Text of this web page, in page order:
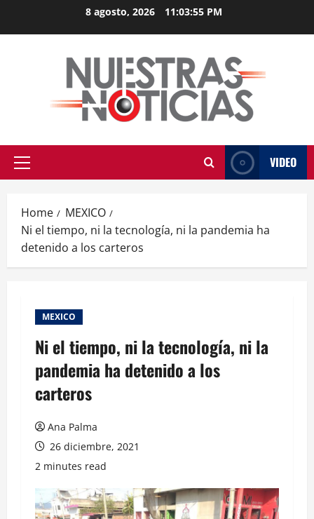
8 agosto, 2026 11:03:55 PM
Primary
VIDEO
Home
MEXICO
Ni el tiempo, ni la tecnología, ni la pandemia ha
detenido a los carteros
MEXICO
Ni el tiempo, ni la tecnología, ni la
pandemia ha detenido a los
carteros
Ana Palma
26 diciembre, 2021
2 minutes read